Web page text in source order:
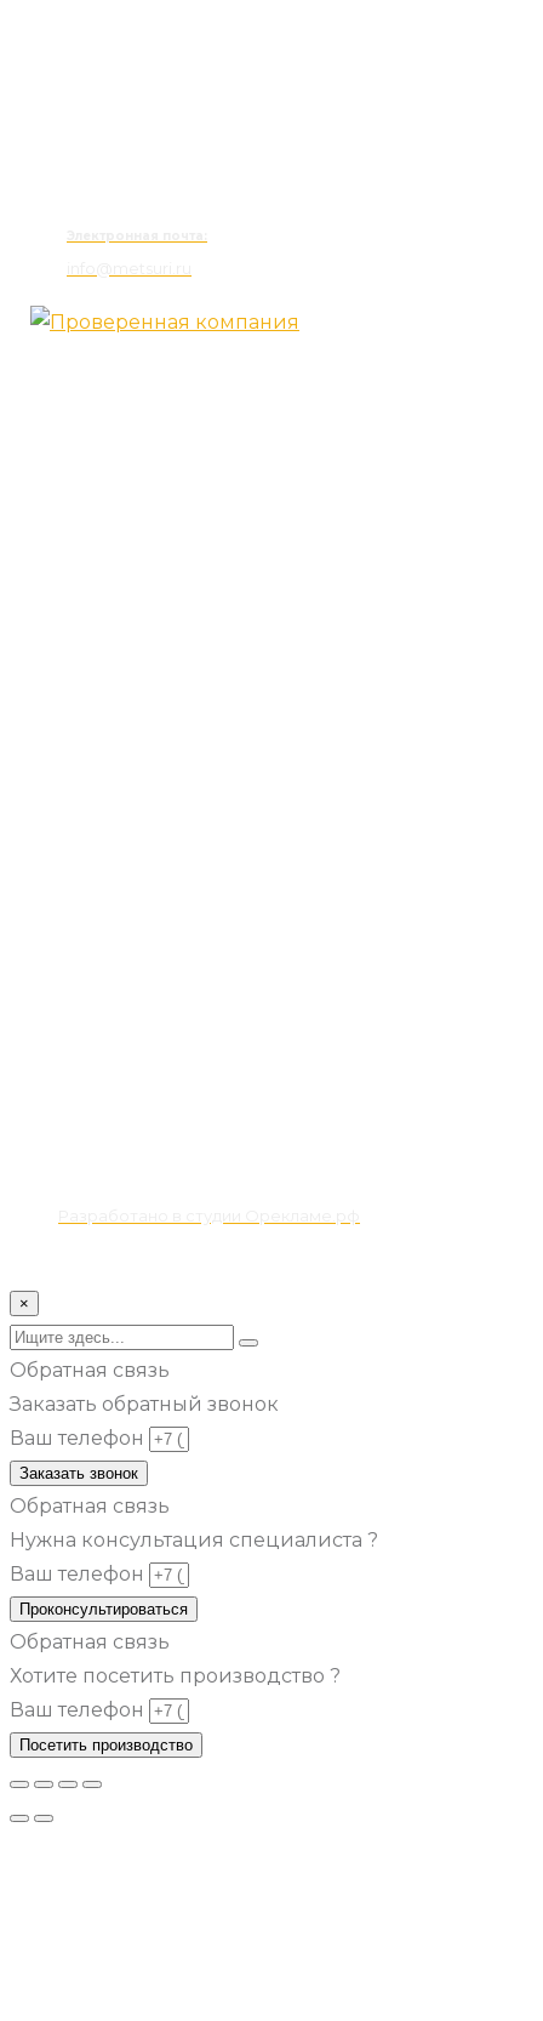
×
Обратная связь
Заказать обратный звонок
Ваш телефон
Заказать звонок
Обратная связь
Нужна консультация специалиста ?
Ваш телефон
Проконсультироваться
Обратная связь
Хотите посетить производство ?
Ваш телефон
Посетить производство